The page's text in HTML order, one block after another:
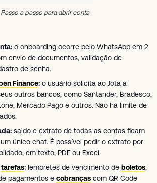
Passo a passo para abrir conta
o onboarding ocorre pelo WhatsApp em 2
envio de documentos, validação de
de senha.
Finance: o usuário solicita ao Jota a
outros bancos, como Santander, Bradesco,
Mercado Pago e outros. Não há limite de
saldo e extrato de todas as contas ficam
único chat. É possível pedir o extrato por
em texto, PDF ou Excel.
tarefas: lembretes de vencimento de boletos,
pagamentos e cobranças com QR Code